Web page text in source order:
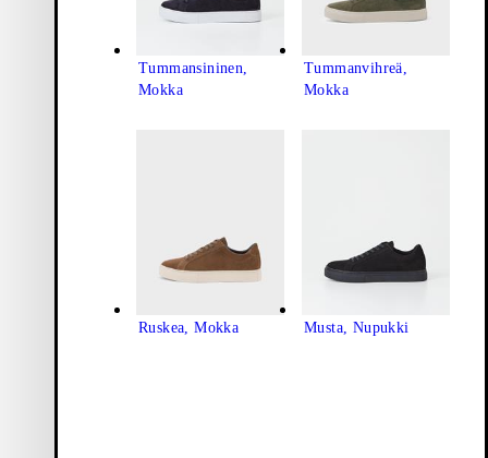
Tummansininen,
Mokka
Tummanvihreä,
Mokka
Ruskea, Mokka Musta, Nupukki